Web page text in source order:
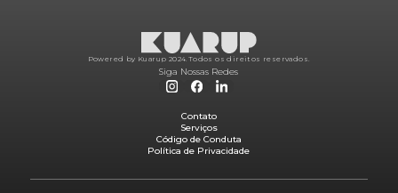
Powered by Kuarup 2024. Todos os direitos reservados.
Siga Nossas Redes
Contato
Serviços
Código de Conduta
Política de Privacidade